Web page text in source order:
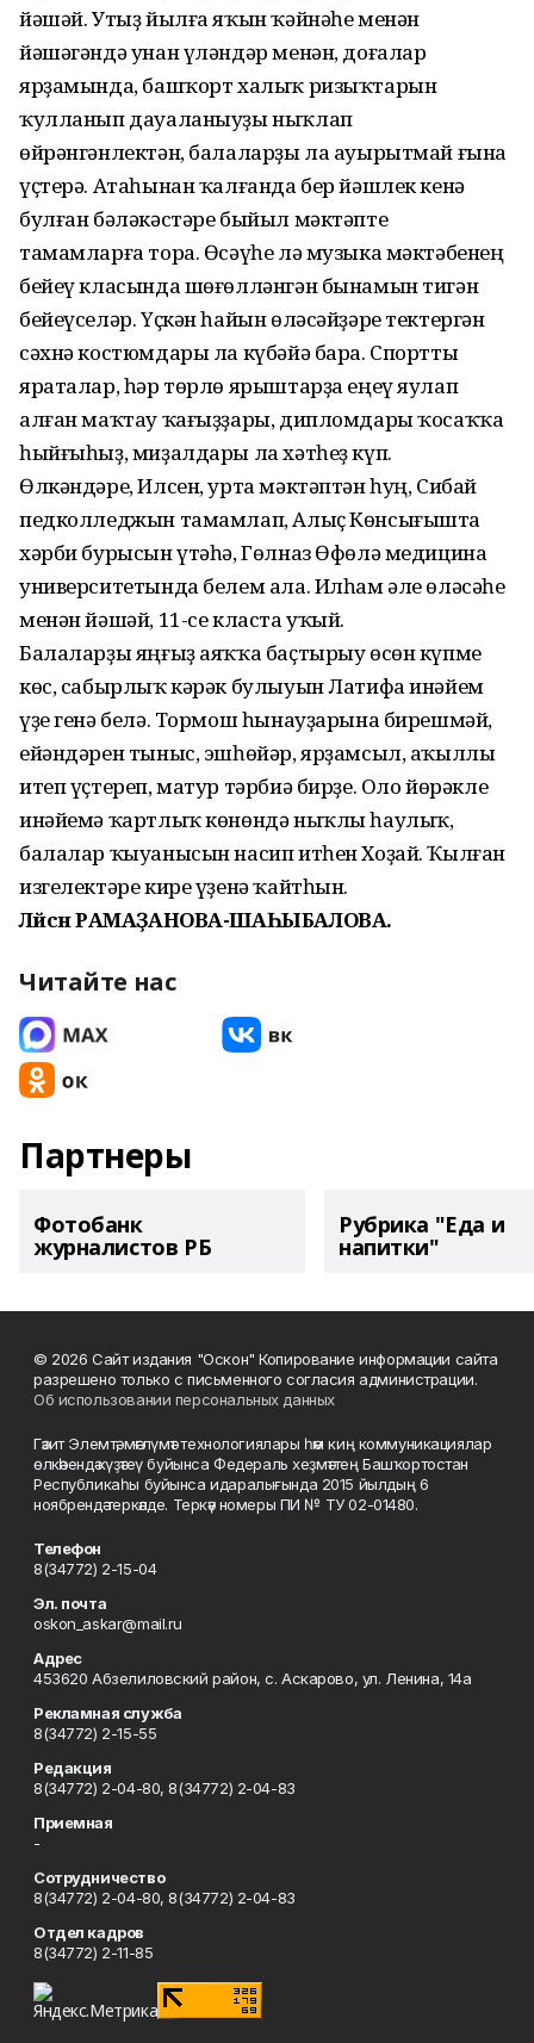
йәшәй. Утыҙ йылға яҡын ҡәйнәһе менән
йәшәгәндә унан үләндәр менән, доғалар
ярҙамында, башҡорт халыҡ ризыҡтарын
ҡулланып дауаланыуҙы ныҡлап
өйрәнгәнлектән, балаларҙы ла ауырытмай ғына
үҫтерә. Атаһынан ҡалғанда бер йәшлек кенә
булған бәләкәстәре быйыл мәктәпте
тамамларға тора. Өсәүһе лә музыка мәктәбенең
бейеү класында шөғөлләнгән бынамын тигән
бейеүселәр. Үҫкән һайын өләсәйҙәре тектергән
сәхнә костюмдары ла күбәйә бара. Спортты
яраталар, һәр төрлө ярыштарҙа еңеү яулап
алған маҡтау ҡағыҙҙары, дипломдары ҡосаҡҡа
һыйғыһыҙ, миҙалдары ла хәтһеҙ күп.
Өлкәндәре, Илсен, урта мәктәптән һуң, Сибай
педколледжын тамамлап, Алыҫ Көнсығышта
хәрби бурысын үтәһә, Гөлназ Өфөлә медицина
университетында белем ала. Илһам әле өләсәһе
менән йәшәй, 11-се класта уҡый.
Балаларҙы яңғыҙ аяҡҡа баҫтырыу өсөн күпме
көс, сабырлыҡ кәрәк булыуын Латифа инәйем
үҙе генә белә. Тормош һынауҙарына бирешмәй,
ейәндәрен тыныс, эшһөйәр, ярҙамсыл, аҡыллы
итеп үҫтереп, матур тәрбиә бирҙе. Оло йөрәкле
инәйемә ҡартлыҡ көнөндә ныҡлы һаулыҡ,
балалар ҡыуанысын насип итһен Хоҙай. Ҡылған
изгелектәре кире үҙенә ҡайтһын.
Ләйсән РАМАҘАНОВА-ШАҺЫБАЛОВА.
Читайте нас
Партнеры
Фотобанк
журналистов РБ
Рубрика "Еда и
напитки"
© 2026 Сайт издания "Оскон" Копирование информации сайта
разрешено только с письменного согласия администрации.
Об использовании персональных данных
Гәзит Элемтә, мәғлүмәт технологиялары һәм киң коммуникациялар
өлкәһендә күҙәтеү буйынса Федераль хеҙмәттең Башҡортостан
Республикаһы буйынса идаралығында 2015 йылдың 6
ноябрендә теркәлде. Теркәү номеры ПИ № ТУ 02-01480.
Телефон
8(34772) 2-15-04
Эл. почта
oskon_askar@mail.ru
Адрес
453620 Абзелиловский район, с. Аскарово, ул. Ленина, 14а
Рекламная служба
8(34772) 2-15-55
Редакция
8(34772) 2-04-80, 8(34772) 2-04-83
Приемная
-
Сотрудничество
8(34772) 2-04-80, 8(34772) 2-04-83
Отдел кадров
8(34772) 2-11-85